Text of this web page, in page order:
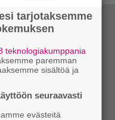
tarjotaksemme
teknologiakumppania
paremman
sisältöä ja
seuraavasti
evästeitä